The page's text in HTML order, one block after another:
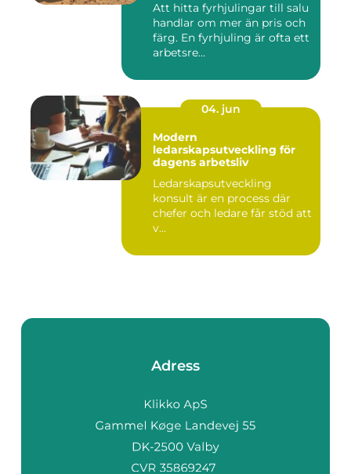
Att hitta fyrhjulingar till salu
handlar om mer än pris och
färg. En fyrhjuling är ofta ett
arbetsre...
04. jun
Modern
ledarskapsutveckling för
dagens arbetsliv
Ledarskapsutveckling
konsult är en process där
chefer och ledare får stöd att
v...
Adress